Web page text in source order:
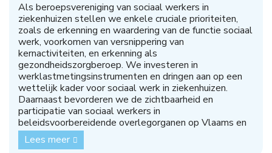
Als beroepsvereniging van sociaal werkers in
ziekenhuizen stellen we enkele cruciale prioriteiten,
zoals de erkenning en waardering van de functie sociaal
werk, voorkomen van versnippering van
kernactiviteiten, en erkenning als
gezondheidszorgberoep. We investeren in
werklastmetingsinstrumenten en dringen aan op een
wettelijk kader voor sociaal werk in ziekenhuizen.
Daarnaast bevorderen we de zichtbaarheid en
participatie van sociaal werkers in
beleidsvoorbereidende overlegorganen op Vlaams en
F...Lees meer